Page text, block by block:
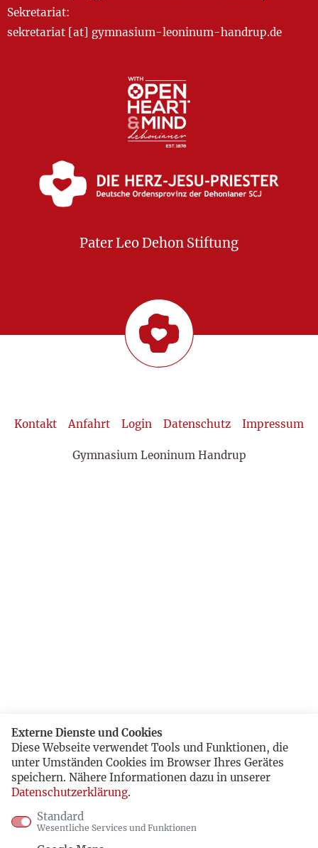
Sekretariat:
sekretariat [at] gymnasium-leoninum-handrup.de
Pater Leo Dehon Stiftung
Kontakt Anfahrt Login Datenschutz Impressum
Gymnasium Leoninum Handrup
Externe Dienste und Cookies
Diese Webseite verwendet Tools und Funktionen, die
unter Umständen Cookies im Browser Ihres Gerätes
speichern. Nähere Informationen dazu in unserer
Datenschutzerklärung.
Standard
Wesentliche Services und Funktionen